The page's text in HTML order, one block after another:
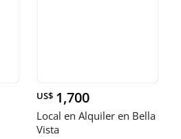
US$ 1,700
Local en Alquiler en Bella
Vista